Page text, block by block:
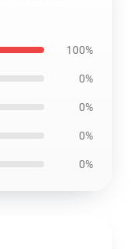
100%
0%
0%
0%
0%